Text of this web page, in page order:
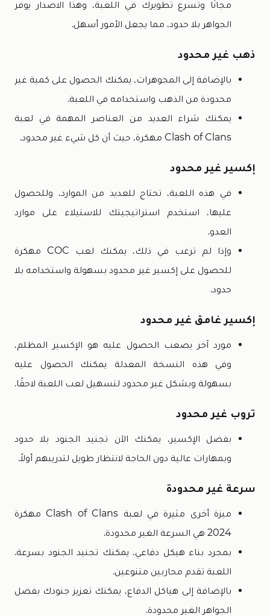
مجانًا وتسرع تطويرك في اللعبة، وهذا الاصدار يوفر
الجواهر بلا حدود، مما يجعل الأمور أسهل.
ذهب غير محدود
بالإضافة إلى المجوهرات، يمكنك الحصول على كمية غير
محدودة من الذهب واستخدامه في اللعبة.
يمكنك شراء العديد من العناصر المهمة في لعبة
Clash of Clans مهكرة، حيث أن كل شيء غير محدود.
إكسير غير محدود
في هذه اللعبة، تحتاج للعديد من الموارد، وللحصول
عليها، استخدم استراتيجيتك للاستيلاء على موارد
العدو.
وإذا لم ترغب في ذلك، يمكنك لعب COC مهكرة
للحصول على إكسير غير محدود بسهولة واستخدامه بلا
حدود.
إكسير غامق غير محدود
مورد آخر يصعب الحصول عليه هو الإكسير المظلم،
وفي هذه النسخة المعدلة يمكنك الحصول عليه
بسهولة وبشكل غير محدود لتسهيل لعب اللعبة لاحقًا.
تروب غير محدود
بفضل الإكسير، يمكنك الآن تجنيد الجنود بلا حدود
وبمهارات عالية دون الحاجة لانتظار طويل لتدريبهم أولاً.
سرعة غير محدودة
ميزة أخرى مثيرة في لعبة Clash of Clans مهكرة
2024 هي السرعة الغير محدودة.
بمجرد بناء هيكل دفاعي، يمكنك تجنيد الجنود بسرعة.
اللعبة تقدم محاربين متنوعين.
بالإضافة إلى هياكل الدفاع، يمكنك تعزيز جنودك بفضل
الجواهر الغير محدودة.